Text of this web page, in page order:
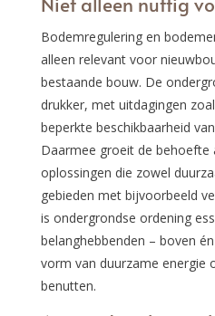
Bodemregulering en
alleen relevant voor
bestaande bouw. De
drukker, met uitdagingen
beperkte beschikbaarheid
Daarmee groeit de behoefte
oplossingen die zowel
gebieden met bijvoorbeeld
is ondergrondse ordening
belanghebbenden – boven
vorm van duurzame energie
benutten.